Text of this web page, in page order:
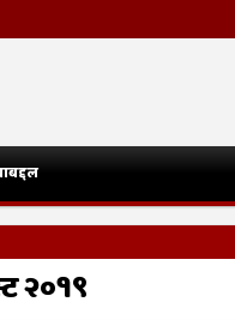
२०१९